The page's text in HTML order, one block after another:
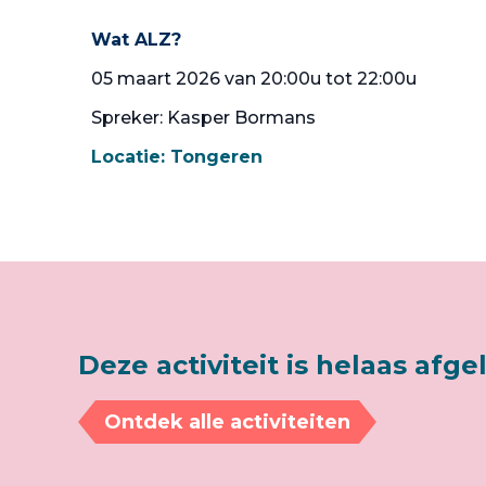
Wat ALZ?
05 maart 2026 van 20:00u tot 22:00u
Spreker: Kasper Bormans
Locatie: Tongeren
Deze activiteit is helaas
Ontdek alle activiteiten